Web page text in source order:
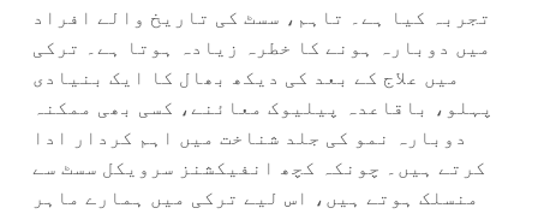
تجربہ کیا ہے۔ تاہم، سسٹ کی تاریخ والے افراد
میں دوبارہ ہونے کا خطرہ زیادہ ہوتا ہے۔ ترکی
میں علاج کے بعد کی دیکھ بھال کا ایک بنیادی
پہلو، باقاعدہ پیلیوک معائنے، کسی بھی ممکنہ
دوبارہ نمو کی جلد شناخت میں اہم کردار ادا
کرتے ہیں۔ چونکہ کچھ انفیکشنز سرویکل سسٹ سے
منسلک ہوتے ہیں، اس لیے ترکی میں ہمارے ماہر